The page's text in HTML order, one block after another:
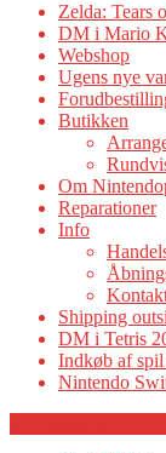
Zelda: Tears
DM i Mario
Webshop
Ugens nye
Butikken
Om
Reparationer
Info
Shipping
DM i Tetris
Indkøb af
Nintendo